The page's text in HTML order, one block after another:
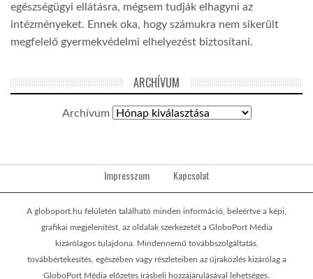
egészségügyi ellátásra, mégsem tudják elhagyni az
intézményeket. Ennek oka, hogy számukra nem sikerült
megfelelő gyermekvédelmi elhelyezést biztosítani.
ARCHÍVUM
Archívum
Impresszum Kapcsolat
A globoport.hu felületén található minden információ, beleértve a képi,
grafikai megjelenítést, az oldalak szerkezetét a GloboPort Média
kizárólagos tulajdona. Mindennemű továbbszolgáltatás,
továbbértékesítés, egészében vagy részleteiben az újraközlés kizárólag a
GloboPort Média előzetes írásbeli hozzájárulásával lehetséges.